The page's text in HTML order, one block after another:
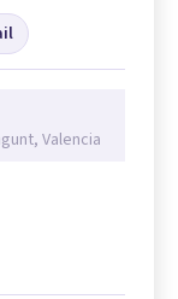
Valencia